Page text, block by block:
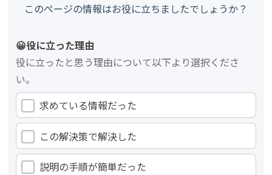
このページの情報はお役に立ちましたでしょうか？
😀役に立った理由
役に立ったと思う理由について以下より選択くださ
い。
求めている情報だった
この解決策で解決した
説明の手順が簡単だった